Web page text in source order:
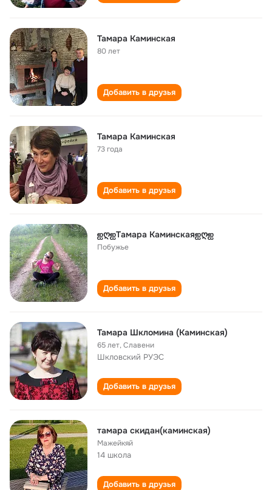
Тамара Каминская
80 лет
Добавить в друзья
Тамара Каминская
73 года
Добавить в друзья
ஐღஐTамара Каминскаяஐღஐ
Побужье
Добавить в друзья
Тамара Шкломина (Каминская)
65 лет,Славени
Шкловский РУЭС
Добавить в друзья
тамара скидан(каминская)
Мажейкяй
14 школа
Добавить в друзья